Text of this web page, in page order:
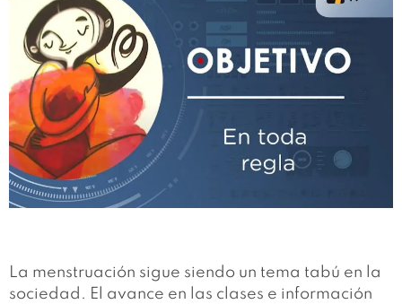
La menstruación sigue siendo un tema tabú en la
sociedad. El avance en las clases e información